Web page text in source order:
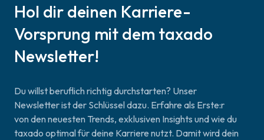
Hol dir deinen Karriere-
Vorsprung mit dem taxado
Newsletter!
Du willst beruflich richtig durchstarten? Unser
Newsletter ist der Schlüssel dazu. Erfahre als Erste:r
von den neuesten Trends, exklusiven Insights und wie du
taxado optimal für deine Karriere nutzt. Damit wird dein